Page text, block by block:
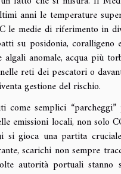
anni le temperature
le medie di riferimento in
su posidonia, coralligeno
anomale, acqua più
reti dei pescatori o
gestione del rischio.
semplici
emissioni locali, non solo
gioca una partita
scarichi non sempre
autorità portuali stanno